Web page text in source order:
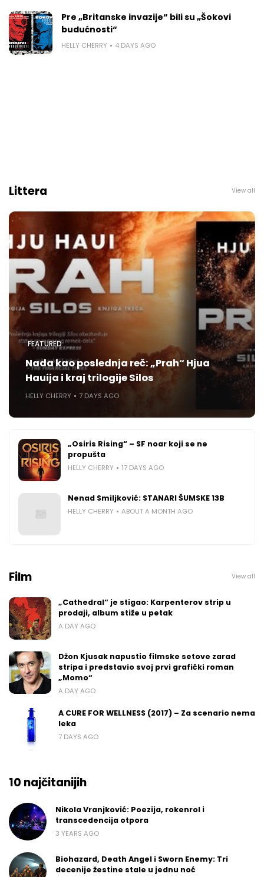
Pre „Britanske invazije“ bili su „Šokovi
budućnosti“
HELLY CHERRY 4 DAYS AGO
Littera View all
FEATURED
Nada kao poslednja reč: „Prah“ Hjua
Hauija i kraj trilogije Silos
HELLY CHERRY 7 DAYS AGO
„Osiris Rising“ – SF noar koji se ne
propušta
HELLY CHERRY 17 DAYS AGO
Nenad Smiljković: STANARI ŠUMSKE 13B
HELLY CHERRY ABOUT A MONTH AGO
Film View all
„Cathedral“ je stigao: Karpenterov strip u
prodaji, album stiže u petak
A DAY AGO
Džon Kjusak napustio filmske setove zarad
stripa i predstavio svoj prvi grafički roman
„Momo“
A DAY AGO
A CURE FOR WELLNESS (2017) – Za scenario nema
leka
7 DAYS AGO
10 najčitanijih
Nikola Vranjković: Poezija, rokenrol i
transcedencija otpora
3 YEARS AGO
Biohazard, Death Angel i Sworn Enemy: Tri
decenije žestine stale u jednu noć